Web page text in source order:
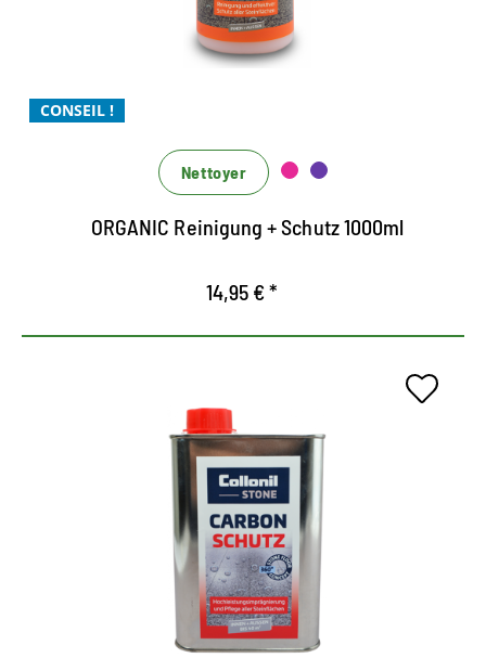
CONSEIL !
Lösemittel - und säurefreie organische Reinigung
mit integrierter Schutzfunktion für innen und
für alle Steinflächen im Innen- und Außenbereich,
Fliesen, Betonböden, Beton- und
Natursteinfassade
Marmor, Sand- und Kalkstein, keramischen
Fliesen, Granit, Schiefer, Beton- und
Nettoyer
ORGANIC Reinigung + Schutz 1000ml
14,95 € *
Universaler
Hochleistungsschutz für alle
Steinflächen
für Steinflächen aller Art im Innen- und
Außenbereich, Fliesen, Betonböden, Beton- und